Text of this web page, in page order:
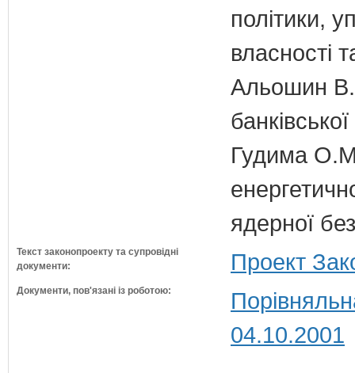
політики,
власності
Альошин
Гудима
ядерної
Текст законопроекту та супровідні
документи:
Проект
Документи, пов'язані із роботою:
04.10.2001